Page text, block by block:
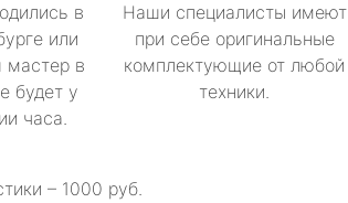
в
или
мастер в
будет у
часа.
Наши специалисты имеют
при себе оригинальные
комплектующие от любой
техники.
– 1000 руб.